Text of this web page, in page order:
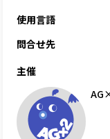
使用言語
問合せ先
主催